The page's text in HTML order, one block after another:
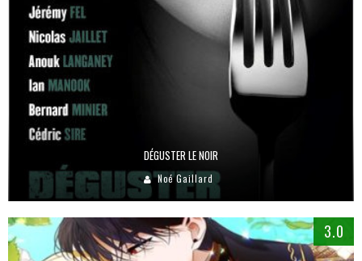
DÉGUSTER LE NOIR
Noé Gaillard
3.0